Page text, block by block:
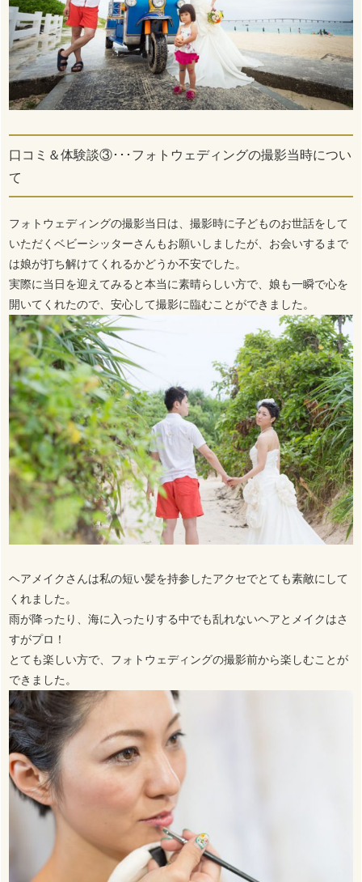
口コミ＆体験談③･･･フォトウェディングの撮影当時につい
て
フォトウェディングの撮影当日は、撮影時に子どものお世話をして
いただくベビーシッターさんもお願いしましたが、お会いするまで
は娘が打ち解けてくれるかどうか不安でした。
実際に当日を迎えてみると本当に素晴らしい方で、娘も一瞬で心を
開いてくれたので、安心して撮影に臨むことができました。
ヘアメイクさんは私の短い髪を持参したアクセでとても素敵にして
くれました。
雨が降ったり、海に入ったりする中でも乱れないヘアとメイクはさ
すがプロ！
とても楽しい方で、フォトウェディングの撮影前から楽しむことが
できました。